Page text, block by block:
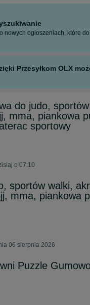
nowych ogłoszeniach, które
Przesyłkom OLX
do judo,
mma, piankowa
sportowy
o 07:10
sportów walki,
mma, piankowa
06 sierpnia 2026
Puzzle